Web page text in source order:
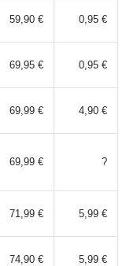
59,90 € 0,95 €
69,95 € 0,95 €
69,99 € 4,90 €
69,99 € ?
71,99 € 5,99 €
74,90 € 5,99 €